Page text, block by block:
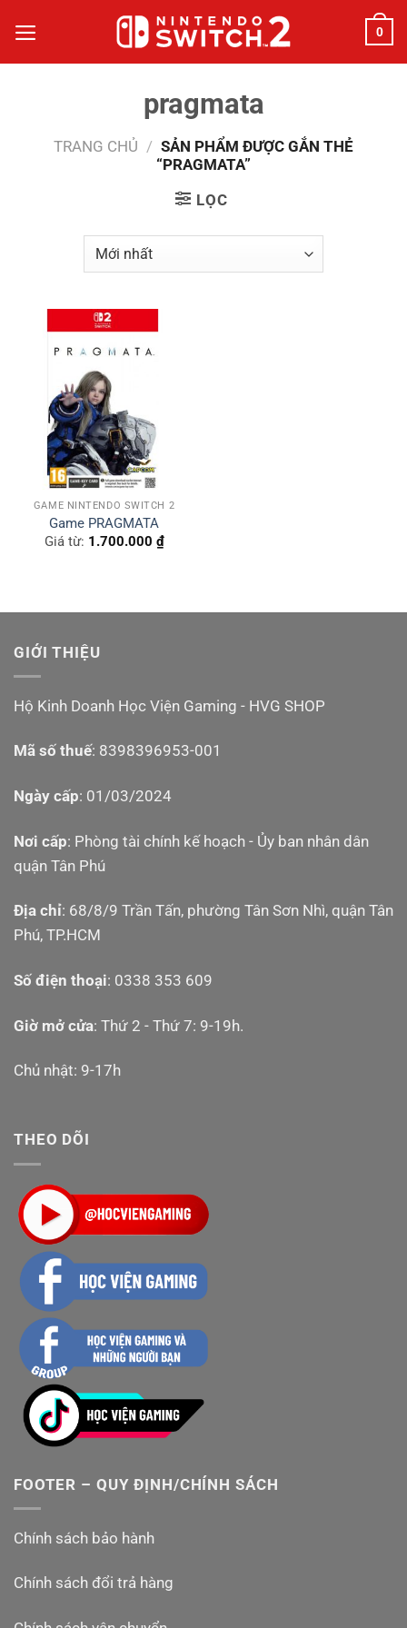
qua
nội
0
pragmata
TRANG CHỦ / SẢN PHẨM ĐƯỢC GẮN THẺ
“PRAGMATA”
LỌC
GAME NINTENDO SWITCH 2
Game PRAGMATA
Giá từ: 1.700.000 ₫
GIỚI THIỆU
Hộ Kinh Doanh Học Viện Gaming - HVG SHOP
Mã số thuế: 8398396953-001
Ngày cấp: 01/03/2024
Nơi cấp: Phòng tài chính kế hoạch - Ủy ban nhân dân
quận Tân Phú
Địa chỉ: 68/8/9 Trần Tấn, phường Tân Sơn Nhì, quận Tân
Phú, TP.HCM
Số điện thoại: 0338 353 609
Giờ mở cửa: Thứ 2 - Thứ 7: 9-19h.
Chủ nhật: 9-17h
THEO DÕI
FOOTER – QUY ĐỊNH/CHÍNH SÁCH
Chính sách bảo hành
Chính sách đổi trả hàng